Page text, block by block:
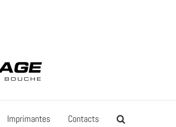
Imprimantes Contacts